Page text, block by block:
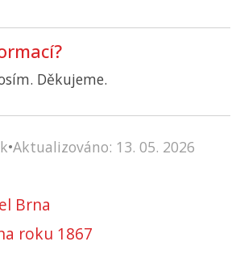
Děkujeme.
•Aktualizováno: 13. 05. 2026
Brna
roku 1867